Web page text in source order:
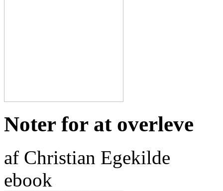
Noter for at overleve
af Christian Egekilde
ebook